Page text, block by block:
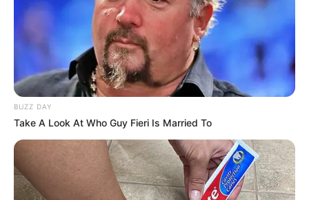
Kemaliye'de TOKİ Kömür
Alımı Tartışması! MHP'li
Karaman'dan Dikkat Çeken
İddialar
Erzincan'da bugün iki
vatandaşımız hayatını
kaybetti
Yorumlar